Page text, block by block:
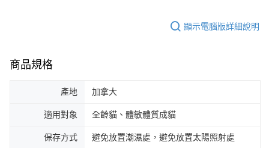
顯示電腦版詳細說明
商品規格
產地 加拿大
適用對象 全齡貓、體敏體質成貓
保存方式 避免放置潮濕處，避免放置太陽照射處